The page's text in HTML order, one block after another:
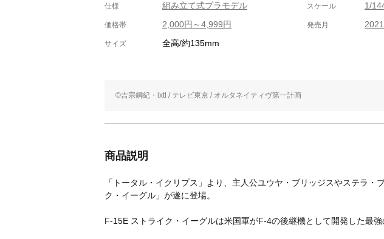
仕様 組み立て式プラモデル スケール 1/
価格帯 2,000円～4,999円 発売月
サイズ 全高/約135mm
©吉宗鋼紀・ixtl / テレビ東京 / オルタネイティヴ第一計画
商品説明
「トータル・イクリプス」より、主人公ユウヤ・ブリッジスやステラ
ク・イーグル」が遂に登場。
F-15E ストライク・イーグルは米国軍がF-4の後継機として開発した最